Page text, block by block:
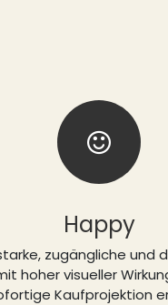
Happy
zugängliche und
hoher visueller
Kaufprojektion